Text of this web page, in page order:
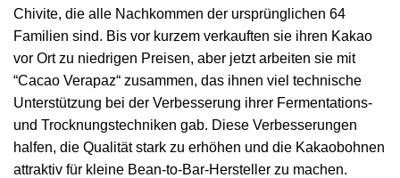
Chivite, die alle Nachkommen der ursprünglichen 64
Familien sind. Bis vor kurzem verkauften sie ihren Kakao
vor Ort zu niedrigen Preisen, aber jetzt arbeiten sie mit
“Cacao Verapaz“ zusammen, das ihnen viel technische
Unterstützung bei der Verbesserung ihrer Fermentations-
und Trocknungstechniken gab. Diese Verbesserungen
halfen, die Qualität stark zu erhöhen und die Kakaobohnen
attraktiv für kleine Bean-to-Bar-Hersteller zu machen.